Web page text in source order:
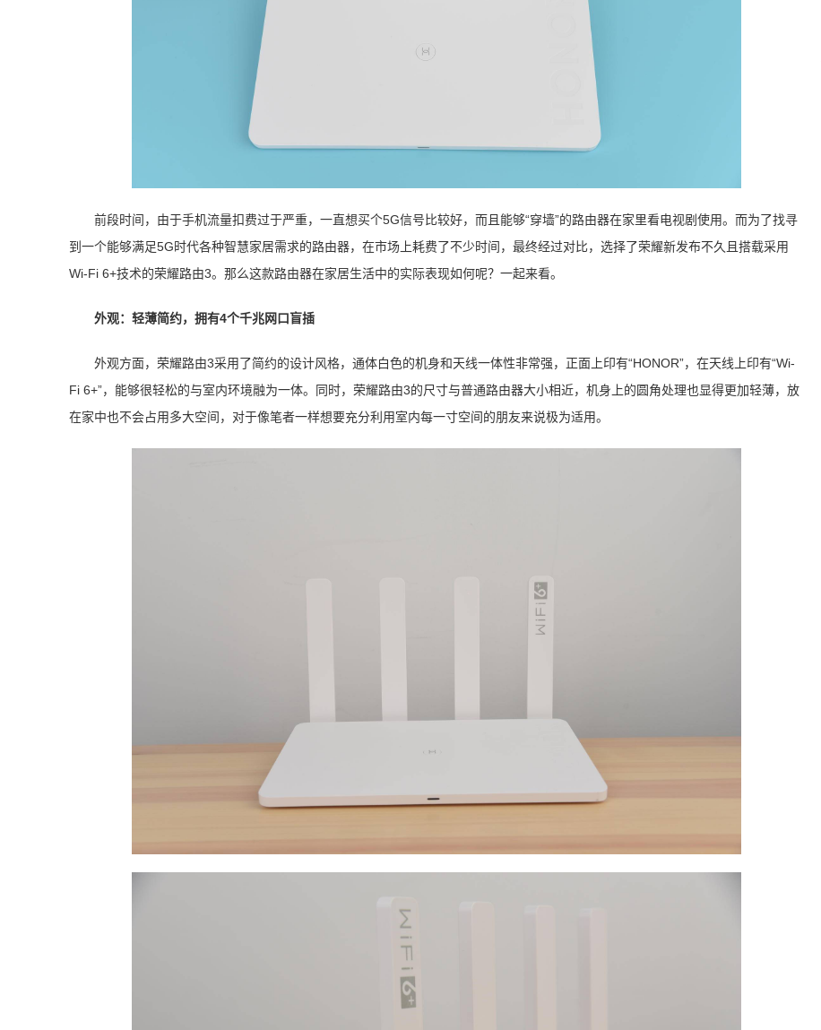
前段时间，由于手机流量扣费过于严重，一直想买个5G信号比较好，而且能够“穿墙”的路由器在家里看电视剧使用。而为了找寻
到一个能够满足5G时代各种智慧家居需求的路由器，在市场上耗费了不少时间，最终经过对比，选择了荣耀新发布不久且搭载采用
Wi-Fi 6+技术的荣耀路由3。那么这款路由器在家居生活中的实际表现如何呢？一起来看。
外观：轻薄简约，拥有4个千兆网口盲插
外观方面，荣耀路由3采用了简约的设计风格，通体白色的机身和天线一体性非常强，正面上印有“HONOR”，在天线上印有“Wi-
Fi 6+”，能够很轻松的与室内环境融为一体。同时，荣耀路由3的尺寸与普通路由器大小相近，机身上的圆角处理也显得更加轻薄，放
在家中也不会占用多大空间，对于像笔者一样想要充分利用室内每一寸空间的朋友来说极为适用。